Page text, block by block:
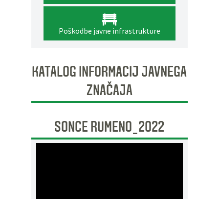
Poškodbe javne infrastrukture
KATALOG INFORMACIJ JAVNEGA
ZNAČAJA
SONCE RUMENO_2022